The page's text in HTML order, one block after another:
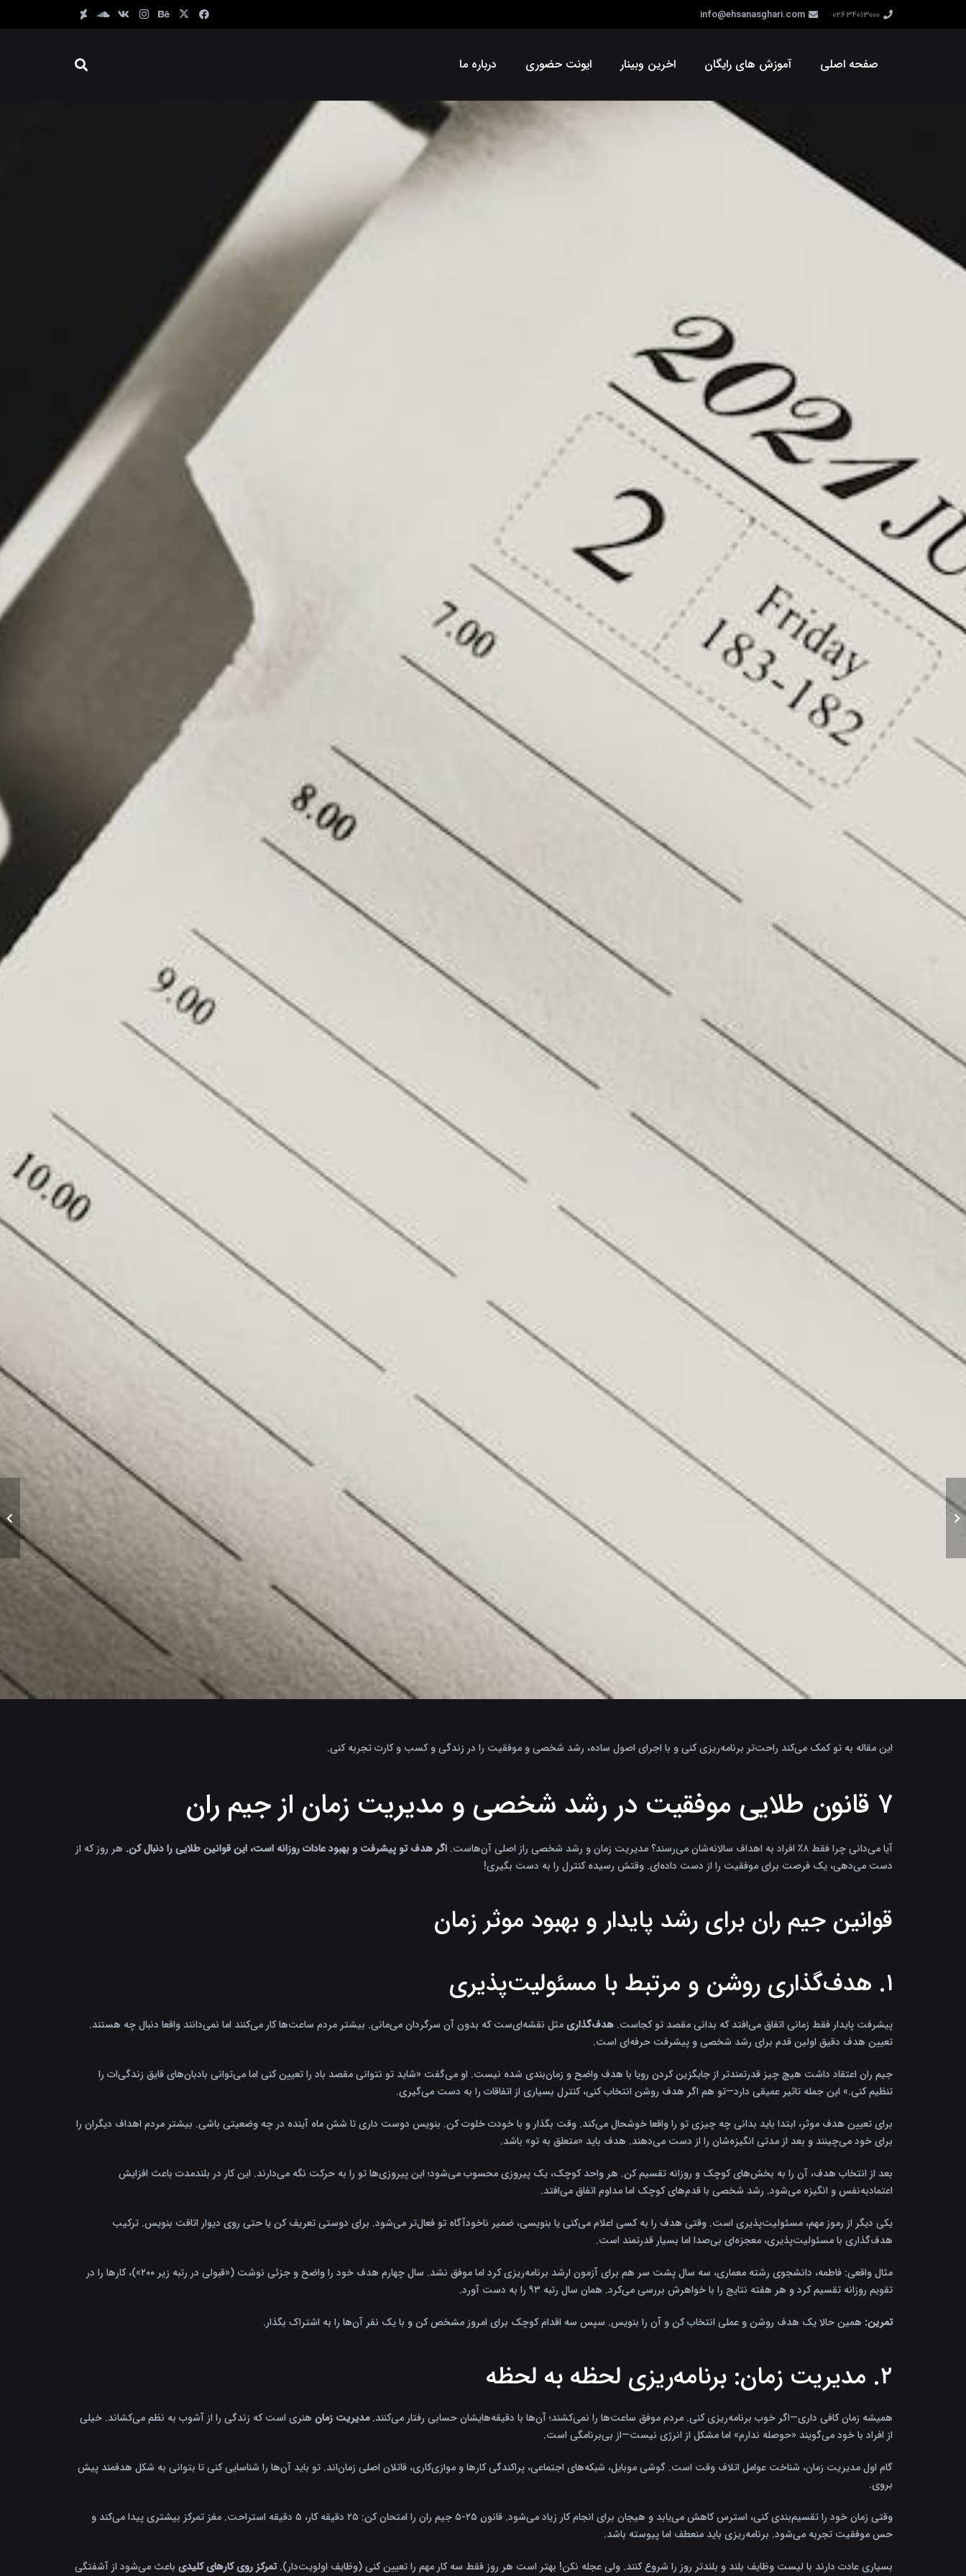
02634013000
info@ehsanasghari.com
صفحه اصلی آموزش های رایگان اخرین وبینار ایونت حضوری درباره ما
این مقاله به تو کمک می‌کند راحت‌تر برنامه‌ریزی کنی و با اجرای اصول ساده، رشد شخصی و موفقیت را در زندگی و کسب و کارت تجربه کنی.
۷ قانون طلایی موفقیت در رشد شخصی و مدیریت زمان از جیم ران
آیا می‌دانی چرا فقط ۸٪ افراد به اهداف سالانه‌شان می‌رسند؟ مدیریت زمان و رشد شخصی راز اصلی آن‌هاست. اگر هدف تو پیشرفت و بهبود عادات روزانه است، این قوانین طلایی را دنبال کن. هر روز که از
دست می‌دهی، یک فرصت برای موفقیت را از دست داده‌ای. وقتش رسیده کنترل را به دست بگیری!
قوانین جیم ران برای رشد پایدار و بهبود موثر زمان
۱. هدف‌گذاری روشن و مرتبط با مسئولیت‌پذیری
پیشرفت پایدار فقط زمانی اتفاق می‌افتد که بدانی مقصد تو کجاست. هدف‌گذاریمثل نقشه‌ای‌ست که بدون آن سرگردان می‌مانی. بیشتر مردم ساعت‌ها کار می‌کنند اما نمی‌دانند واقعا دنبال چه هستند.
تعیین هدف دقیق اولین قدم برای رشد شخصی و پیشرفت حرفه‌ای است.
جیم ران اعتقاد داشت هیچ چیز قدرتمندتر از جایگزین کردن رویا با هدف واضح و زمان‌بندی شده نیست. او می‌گفت «شاید تو نتوانی مقصد باد را تعیین کنی اما می‌توانی بادبان‌های قایق زندگی‌ات را
تنظیم کنی.» این جمله تاثیر عمیقی دارد—تو هم اگر هدف روشن انتخاب کنی، کنترل بسیاری از اتفاقات را به دست می‌گیری.
برای تعیین هدف موثر، ابتدا باید بدانی چه چیزی تو را واقعا خوشحال می‌کند. وقت بگذار و با خودت خلوت کن. بنویس دوست داری تا شش ماه آینده در چه وضعیتی باشی. بیشتر مردم اهداف دیگران را
برای خود می‌چینند و بعد از مدتی انگیزه‌شان را از دست می‌دهند. هدف باید «متعلق به تو» باشد.
بعد از انتخاب هدف، آن را به بخش‌های کوچک و روزانه تقسیم کن. هر واحد کوچک، یک پیروزی محسوب می‌شود؛ این پیروزی‌ها تو را به حرکت نگه می‌دارند. این کار در بلندمدت باعث افزایش
اعتمادبه‌نفس و انگیزه می‌شود. رشد شخصی با قدم‌های کوچک اما مداوم اتفاق می‌افتد.
یکی دیگر از رموز مهم، مسئولیت‌پذیری است. وقتی هدف را به کسی اعلام می‌کنی یا بنویسی، ضمیر ناخودآگاه تو فعال‌تر می‌شود. برای دوستی تعریف کن یا حتی روی دیوار اتاقت بنویس. ترکیب
هدف‌گذاری با مسئولیت‌پذیری، معجزه‌ای بی‌صدا اما بسیار قدرتمند است.
مثال واقعی: فاطمه، دانشجوی رشته معماری، سه سال پشت سر هم برای آزمون ارشد برنامه‌ریزی کرد اما موفق نشد. سال چهارم هدف خود را واضح و جزئی نوشت («قبولی در رتبه زیر ۲۰۰»)، کارها را در
تقویم روزانه تقسیم کرد و هر هفته نتایج را با خواهرش بررسی می‌کرد. همان سال رتبه ۹۳ را به دست آورد.
تمرین: همین حالا یک هدف روشن و عملی انتخاب کن و آن را بنویس. سپس سه اقدام کوچک برای امروز مشخص کن و با یک نفر آن‌ها را به اشتراک بگذار.
۲. مدیریت زمان: برنامه‌ریزی لحظه به لحظه
همیشه زمان کافی داری—اگر خوب برنامه‌ریزی کنی. مردم موفق ساعت‌ها را نمی‌کشند؛ آن‌ها با دقیقه‌هایشان حسابی رفتار می‌کنند.مدیریت زمان هنری است که زندگی را از آشوب به نظم می‌کشاند. خیلی
از افراد با خود می‌گویند «حوصله ندارم» اما مشکل از انرژی نیست—از بی‌برنامگی است.
گام اول مدیریت زمان، شناخت عوامل اتلاف وقت است. گوشی موبایل، شبکه‌های اجتماعی، پراکندگی کارها و موازی‌کاری، قاتلان اصلی زمان‌اند. تو باید آن‌ها را شناسایی کنی تا بتوانی به شکل هدفمند پیش
بروی.
وقتی زمان خود را تقسیم‌بندی کنی، استرس کاهش می‌یابد و هیجان برای انجام کار زیاد می‌شود. قانون ۲۵-۵ جیم ران را امتحان کن: ۲۵ دقیقه کار، ۵ دقیقه استراحت. مغز تمرکز بیشتری پیدا می‌کند و
حس موفقیت تجربه می‌شود. برنامه‌ریزی باید منعطف اما پیوسته باشد.
بسیاری عادت دارند با لیست وظایف بلند و بلندتر روز را شروع کنند. ولی عجله نکن! بهتر است هر روز فقط سه کار مهم را تعیین کنی (وظایف اولویت‌دار).تمرکز روی کارهای کلیدی باعث می‌شود از آشفتگی